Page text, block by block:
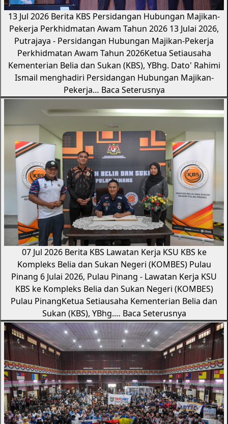
13 Jul 2026 Berita KBS Persidangan Hubungan Majikan-
Pekerja Perkhidmatan Awam Tahun 2026 13 Julai 2026,
Putrajaya - Persidangan Hubungan Majikan-Pekerja
Perkhidmatan Awam Tahun 2026Ketua Setiausaha
Kementerian Belia dan Sukan (KBS), YBhg. Dato' Rahimi
Ismail menghadiri Persidangan Hubungan Majikan-
Pekerja… Baca Seterusnya
07 Jul 2026 Berita KBS Lawatan Kerja KSU KBS ke
Kompleks Belia dan Sukan Negeri (KOMBES) Pulau
Pinang 6 Julai 2026, Pulau Pinang - Lawatan Kerja KSU
KBS ke Kompleks Belia dan Sukan Negeri (KOMBES)
Pulau PinangKetua Setiausaha Kementerian Belia dan
Sukan (KBS), YBhg.… Baca Seterusnya